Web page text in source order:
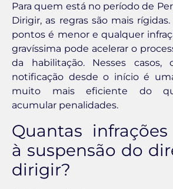
Para quem está no período de
Dirigir, as regras são mais
pontos é menor e qualquer
gravíssima pode acelerar o
da habilitação. Nesses casos,
notificação desde o início é
muito mais eficiente do
acumular penalidades.
Quantas
à suspensão do
dirigir?